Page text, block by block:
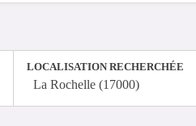
LOCALISATION RECHERCHÉE
La Rochelle (17000)